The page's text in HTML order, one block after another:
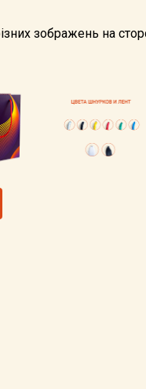
зображень на